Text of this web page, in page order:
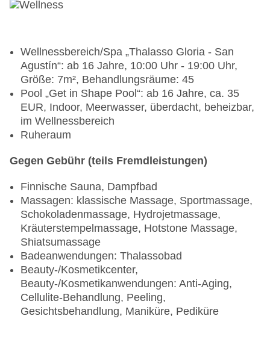
Wellnessbereich/Spa „Thalasso Gloria - San
Agustín“: ab 16 Jahre, 10:00 Uhr - 19:00 Uhr,
Größe: 7m², Behandlungsräume: 45
Pool „Get in Shape Pool“: ab 16 Jahre, ca. 35
EUR, Indoor, Meerwasser, überdacht, beheizbar,
im Wellnessbereich
Ruheraum
Gegen Gebühr (teils Fremdleistungen)
Finnische Sauna, Dampfbad
Massagen: klassische Massage, Sportmassage,
Schokoladenmassage, Hydrojetmassage,
Kräuterstempelmassage, Hotstone Massage,
Shiatsumassage
Badeanwendungen: Thalassobad
Beauty-/Kosmetikcenter,
Beauty-/Kosmetikanwendungen: Anti-Aging,
Cellulite-Behandlung, Peeling,
Gesichtsbehandlung, Maniküre, Pediküre